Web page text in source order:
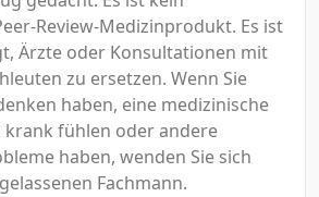
Review-Medizinprodukt. Es ist
Ärzte oder Konsultationen mit
zu ersetzen. Wenn Sie
haben, eine medizinische
krank fühlen oder andere
haben, wenden Sie sich
Fachmann.